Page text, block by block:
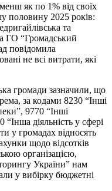
як по 1% від своїх
половину 2025 років:
та
ГО “Громадський
повідомила
не всі витрати, які
громади зазначили, що
за кодами 8230 “Інші
9770 “Інші
діяльність у сфері
у громадах відносять
щодо відсотків
організацією,
України” нам
у вибірку бюджетні